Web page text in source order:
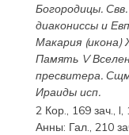
Богородицы.
диакониссы и
Макария(икона)
Память V
пресвитера.
Ираидыисп.
2 Кор., 169 зач., I,
Анны: Гал., 210